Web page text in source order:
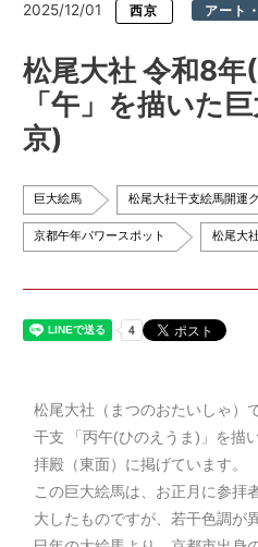
2025/12/01 西京 アート
松尾大社 令和8
「午」を描いた
京)
巨大絵馬 松尾大社干支絵馬開運
京都午年パワースポット 松尾大
松尾大社（まつのおたいしゃ）
干支 「丙午(ひのえうま)」を描
拝殿（東面）に掲げています。
この巨大絵馬は、お正月に参拝
大したものですが、若干色調が